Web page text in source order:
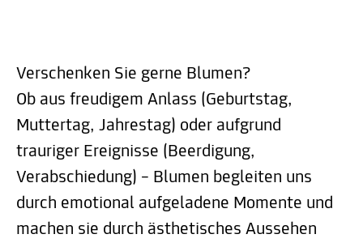
Verschenken Sie gerne Blumen?
Ob aus freudigem Anlass (Geburtstag,
Muttertag, Jahrestag) oder aufgrund
trauriger Ereignisse (Beerdigung,
Verabschiedung) – Blumen begleiten uns
durch emotional aufgeladene Momente und
machen sie durch ästhetisches Aussehen